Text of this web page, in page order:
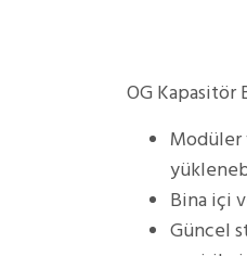
OG Kapasitör
Modüler
Bina içi
Güncel